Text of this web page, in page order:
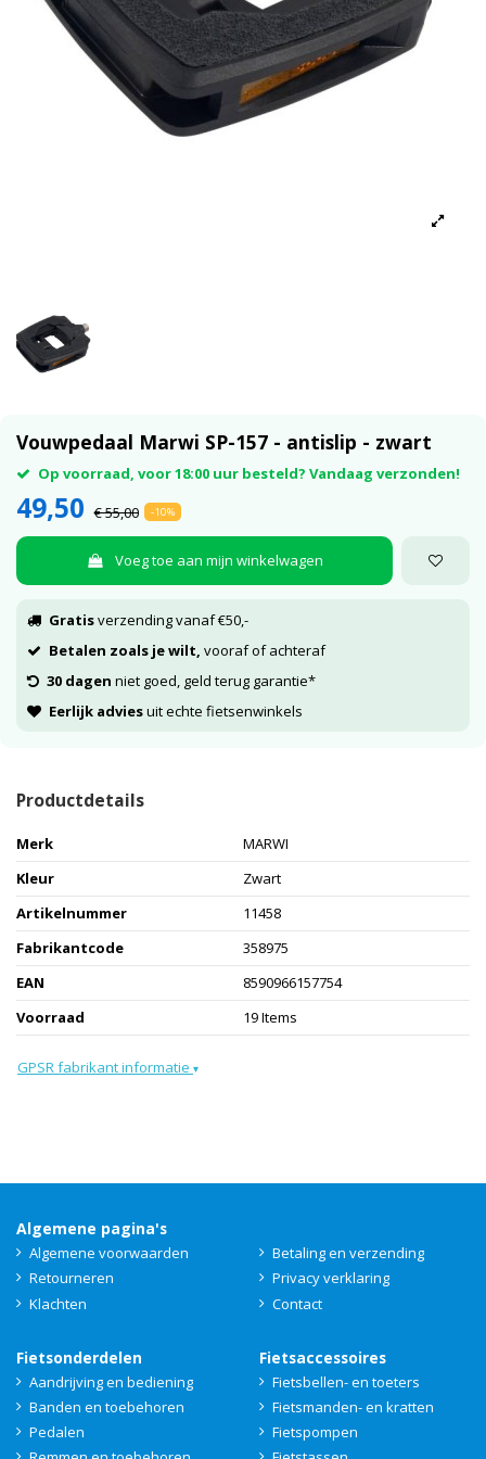
Vouwpedaal Marwi SP-157 - antislip - zwart
Op voorraad, voor 18:00 uur besteld? Vandaag verzonden!
49,50 € 55,00 -10%
Voeg toe aan mijn winkelwagen
Gratisverzending vanaf €50,-
Betalen zoals je wilt, vooraf of achteraf
30 dagen niet goed, geld terug garantie*
Eerlijk adviesuit echte fietsenwinkels
Productdetails
Merk
MARWI
Kleur
Zwart
Artikelnummer
11458
Fabrikantcode
358975
EAN
8590966157754
Voorraad
19 Items
GPSR fabrikant informatie ▾
Algemene pagina's
Algemene voorwaarden
Betaling en verzending
Retourneren
Privacy verklaring
Klachten
Contact
Fietsonderdelen
Aandrijving en bediening
Banden en toebehoren
Pedalen
Fietsaccessoires
Fietsbellen- en toeters
Fietsmanden- en kratten
Fietspompen